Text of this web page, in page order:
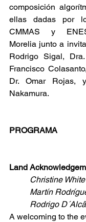
composición
ellas dadas por
CMMAS y
Morelia junto a
Rodrigo Sigal,
Francisco
Dr. Omar Rojas,
Nakamura.
PROGRAMA
Land
Christine White
Martín
Rodrigo
A welcoming to the